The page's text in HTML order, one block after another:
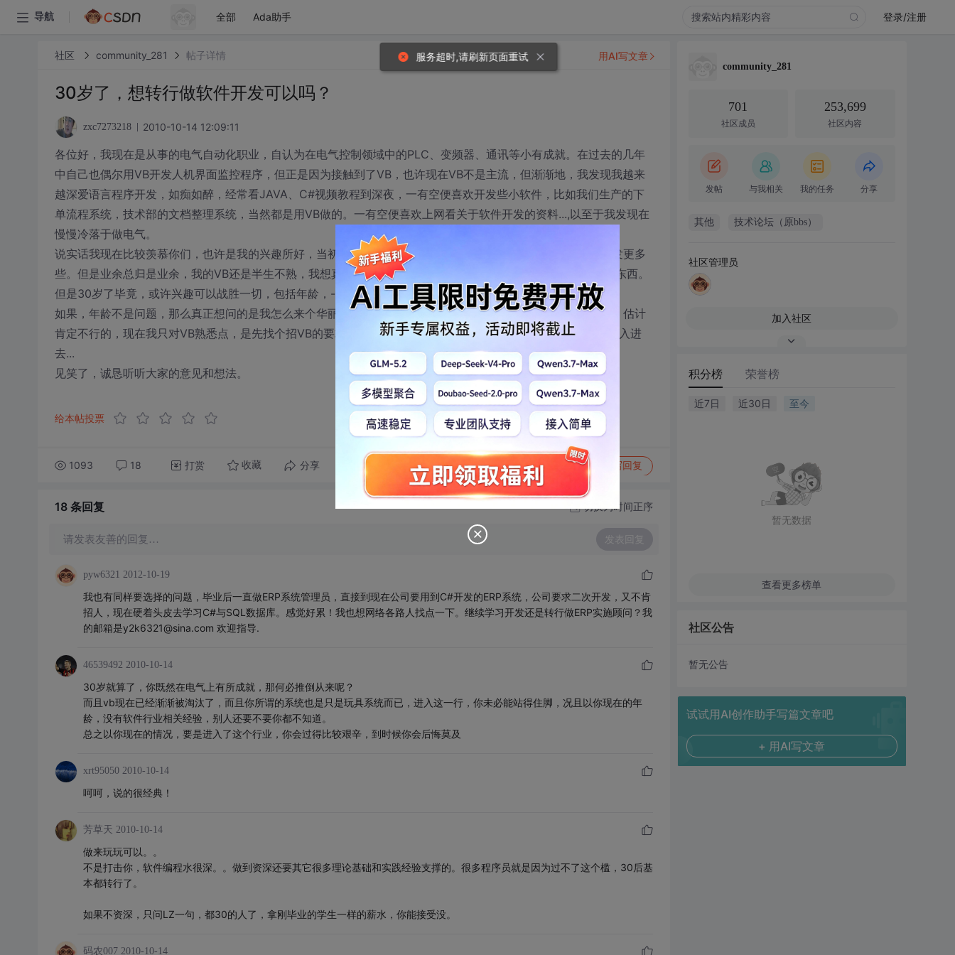
导航 全部 Ada助手 登录/注册
社区 community_281 帖子详情
30岁了，想转行做软件开发可以吗？
zxc7273218 2010-10-14 12:09:11
各位好，我现在是从事的电气自动化职业，自认为在电气控制领域中的PLC、变频器、通讯等小有成就。在过去的几年
中自己也偶尔用VB开发人机界面监控程序，但正是因为接触到了VB，也许现在VB不是主流，但渐渐地，我发现我越来
越深爱语言程序开发，如痴如醉，经常看JAVA、C#视频教程到深夜，一有空便喜欢开发些小软件，比如我们生产的下
单流程系统，技术部的文档整理系统，当然都是用VB做的。一有空便喜欢上网看关于软件开发的资料...,以至于我发现在
慢慢冷落于做电气。
说实话我现在比较羡慕你们，也许是我的兴趣所好，当初我选择电气控制也是我喜欢的，但现在发现喜欢程序开发更多
些。但是业余总归是业余，我的VB还是半生不熟，我想真正融入到程序开发的人群中去，我希望能做我感兴趣的东西。
但是30岁了毕竟，或许兴趣可以战胜一切，包括年龄，---这也是我期望的答案。
如果，年龄不是问题，那么真正想问的是我怎么来个华丽转身（~ 呵呵），如果就这样固执的单枪匹马摸索下去，估计
肯定不行的，现在我只对VB熟悉点，是先找个招VB的要求不高的公司锻炼锻炼吗？还是有其他方法能使我慢慢融入进
去...
见笑了，诚恳听听大家的意见和想法。
给本帖投票
1093 18 打赏 收藏 分享 转发到动态 举报 写回复
用AI写文章
18 条回复 切换为时间正序
请发表友善的回复… 发表回复
pyw6321 2012-10-19
我也有同样要选择的问题，毕业后一直做ERP系统管理员，直接到现在公司要用到C#开发的ERP系统，公司要求二次开发，又不肯
招人，现在硬着头皮去学习C#与SQL数据库。感觉好累！我也想网络各路人找点一下。继续学习开发还是转行做ERP实施顾问？我
的邮箱是y2k6321@sina.com 欢迎指导.
46539492 2010-10-14
30岁就算了，你既然在电气上有所成就，那何必推倒从来呢？
而且vb现在已经渐渐被淘汰了，而且你所谓的系统也是只是玩具系统而已，进入这一行，你未必能站得住脚，况且以你现在的年
龄，没有软件行业相关经验，别人还要不要你都不知道。
总之以你现在的情况，要是进入了这个行业，你会过得比较艰辛，到时候你会后悔莫及
xrt95050 2010-10-14
呵呵，说的很经典！
芳草天 2010-10-14
做来玩玩可以。。
不是打击你，软件编程水很深。。做到资深还要其它很多理论基础和实践经验支撑的。很多程序员就是因为过不了这个槛，30后基
本都转行了。
如果不资深，只问LZ一句，都30的人了，拿刚毕业的学生一样的薪水，你能接受没。
码农007 2010-10-14
community_281
701
社区成员
253,699
社区内容
发帖 与我相关 我的任务 分享
其他 技术论坛（原bbs）
社区管理员
加入社区
积分榜 荣誉榜
近7日 近30日 至今
暂无数据
查看更多榜单
社区公告
暂无公告
试试用AI创作助手写篇文章吧
+ 用AI写文章
服务超时,请刷新页面重试